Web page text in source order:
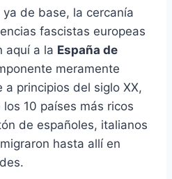
de base, la cercanía
fascistas europeas
aquí a la España de
meramente
a principios del siglo XX,
10 países más ricos
de españoles, italianos
hasta allí en